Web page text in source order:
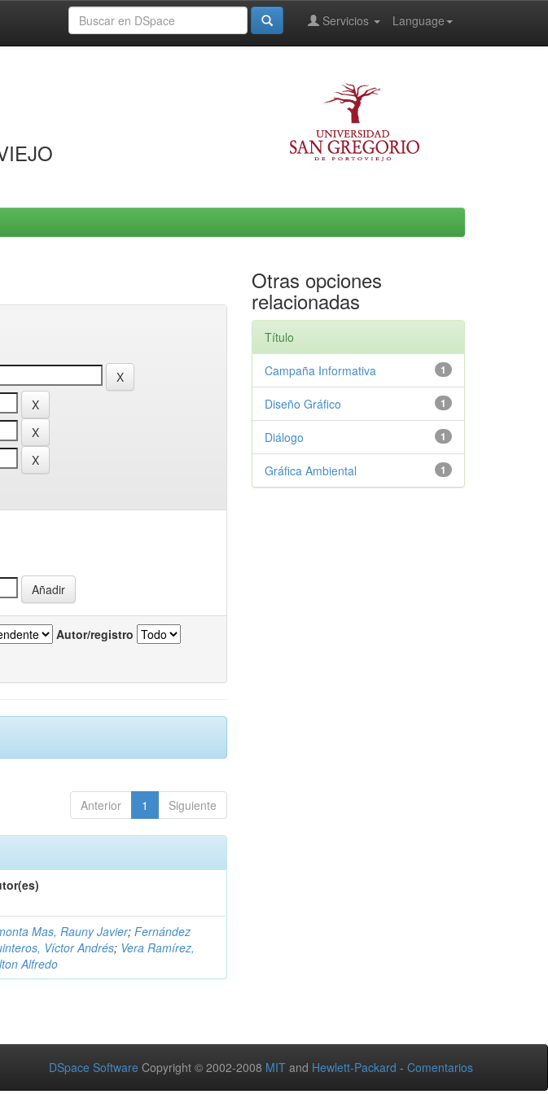
Language
Servicios
Autor/registro
Anterior 1 Siguiente
Mas, Rauny Javier;Fernández
Víctor Andrés; Vera Ramírez,
Alfredo
Otras opciones
relacionadas
Título
1
Campaña Informativa
1
Diseño Gráfico
1
Diálogo
1
Gráfica Ambiental
DSpace Software Copyright © 2002-2008 MIT and Hewlett-Packard - Comentarios